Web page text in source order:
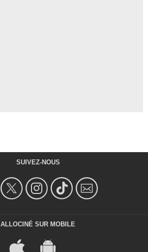
SUIVEZ-NOUS
ALLOCINÉ SUR MOBILE